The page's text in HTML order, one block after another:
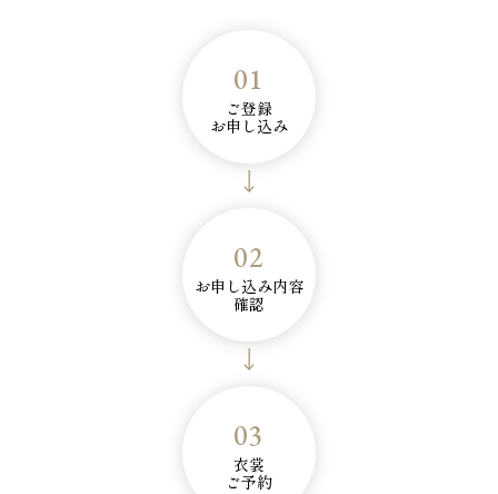
01
ご登録
お申し込み
02
お申し込み内容
確認
03
衣裳
ご予約